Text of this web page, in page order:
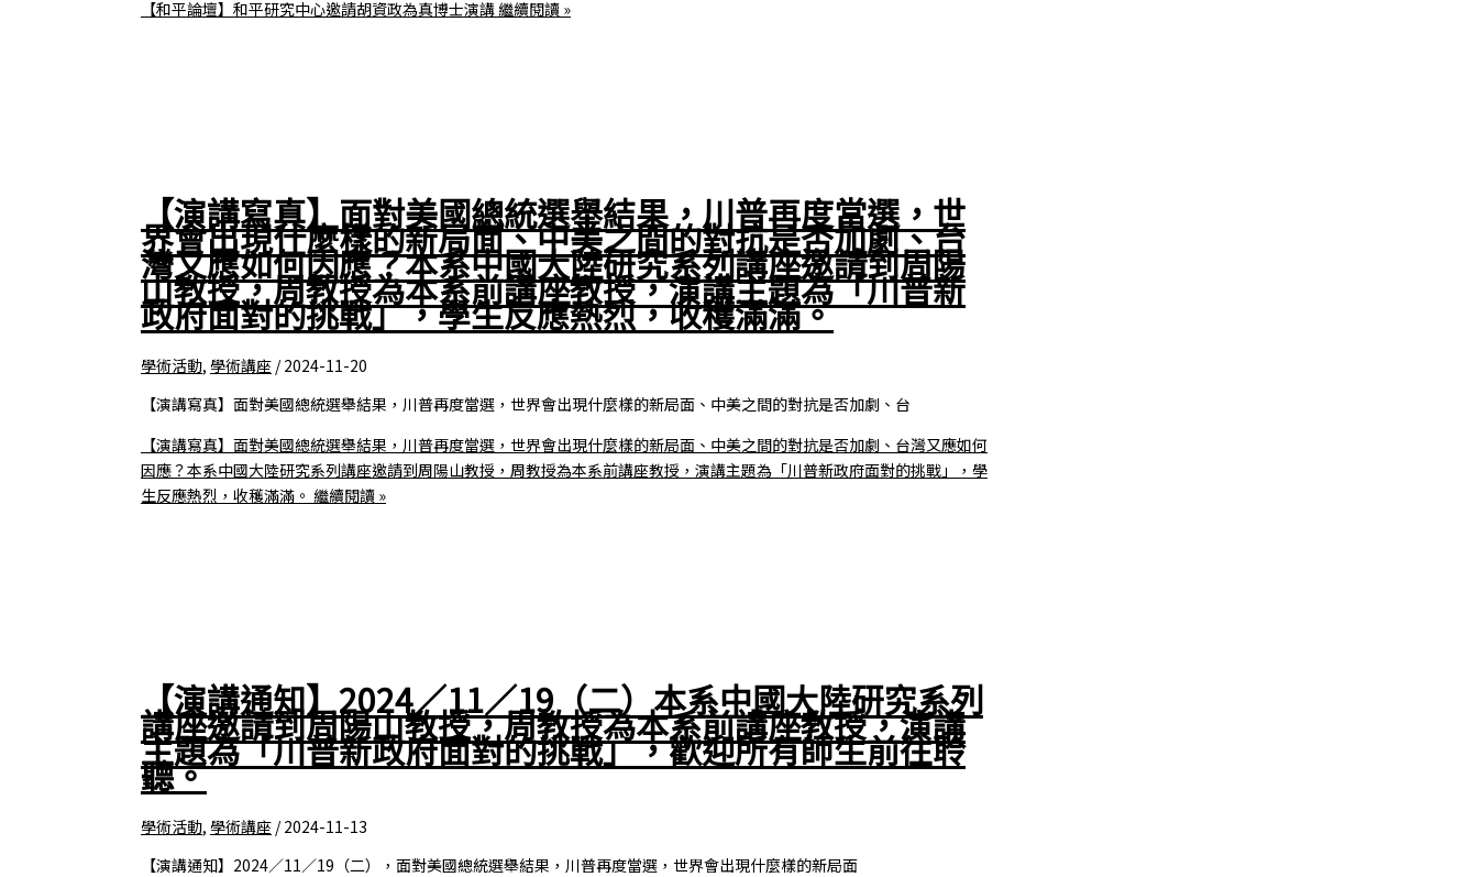
【和平論壇】和平研究中心邀請胡資政為真博士演講 繼續閱讀 »
【演講寫真】面對美國總統選舉結果，川普再度當選，世
界會出現什麼樣的新局面、中美之間的對抗是否加劇、台
灣又應如何因應？本系中國大陸研究系列講座邀請到周陽
山教授，周教授為本系前講座教授，演講主題為「川普新
政府面對的挑戰」，學生反應熱烈，收穫滿滿。
學術活動, 學術講座 /2024-11-20
【演講寫真】面對美國總統選舉結果，川普再度當選，世界會出現什麼樣的新局面、中美之間的對抗是否加劇、台
【演講寫真】面對美國總統選舉結果，川普再度當選，世界會出現什麼樣的新局面、中美之間的對抗是否加劇、台灣又應如何
因應？本系中國大陸研究系列講座邀請到周陽山教授，周教授為本系前講座教授，演講主題為「川普新政府面對的挑戰」，學
生反應熱烈，收穫滿滿。 繼續閱讀 »
【演講通知】2024／11／19（二）本系中國大陸研究系列
講座邀請到周陽山教授，周教授為本系前講座教授，演講
主題為「川普新政府面對的挑戰」，歡迎所有師生前往聆
聽。
學術活動, 學術講座 /2024-11-13
【演講通知】2024／11／19（二），面對美國總統選舉結果，川普再度當選，世界會出現什麼樣的新局面